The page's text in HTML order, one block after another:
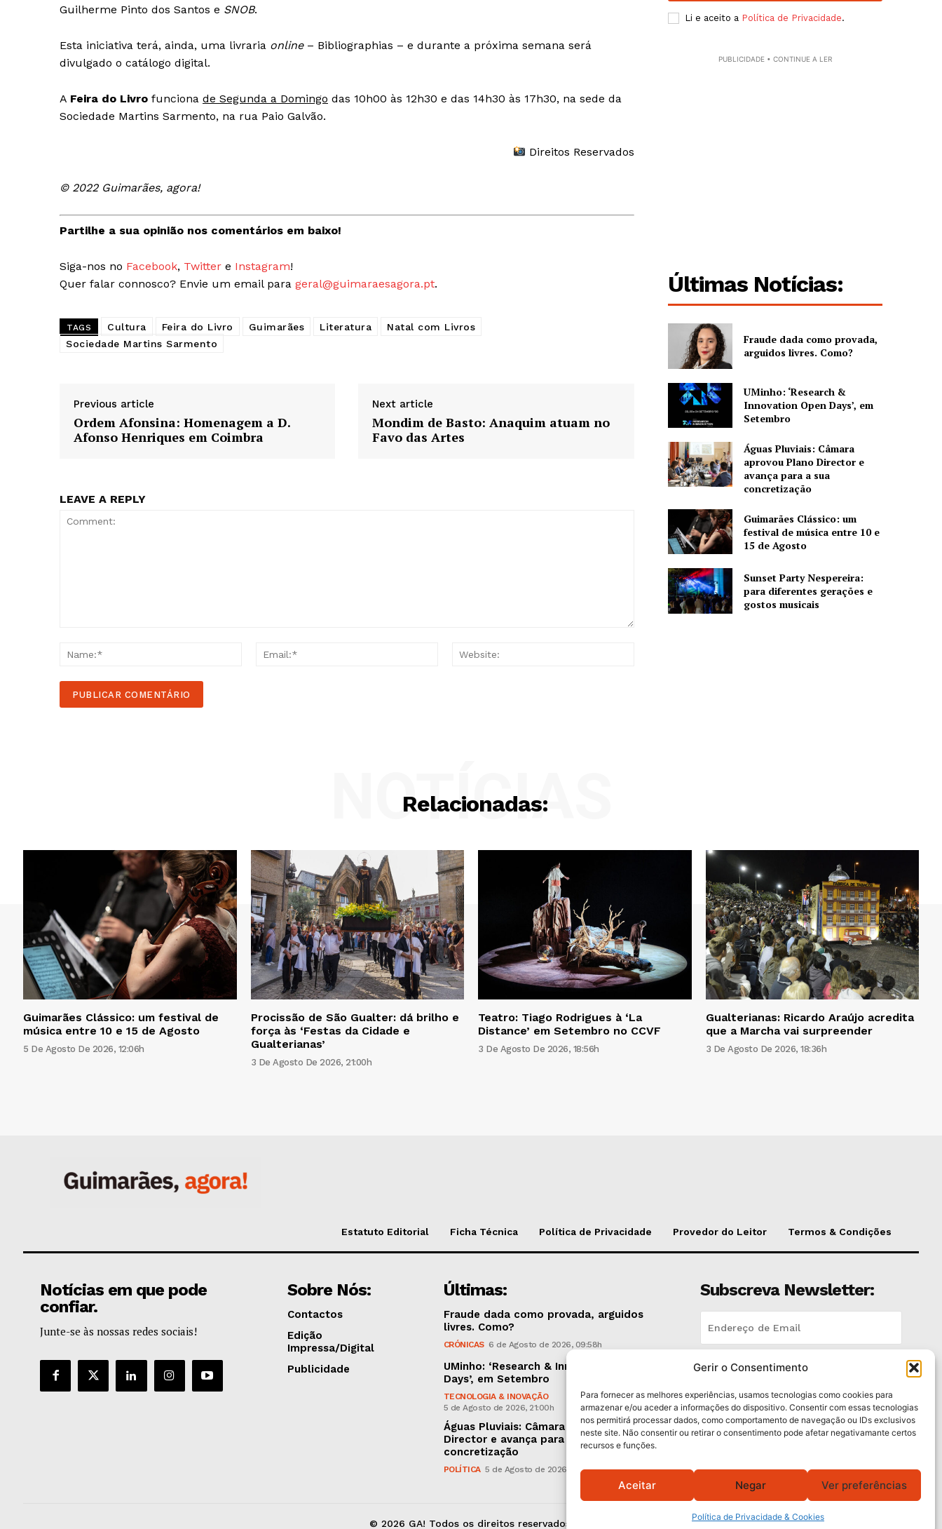
Guimarães, agora!
Institucional
Publicidade
Gerir o Consentimento
Para fornecer as melhores experiências, usamos tecnologias como cookies para
armazenar e/ou aceder a informações do dispositivo. Consentir com essas tecnologias
nos permitirá processar dados, como comportamento de navegação ou IDs exclusivos
neste site. Não consentir ou retirar o consentimento pode afetar negativamante certos
recursos e funções.
Aceitar Negar Ver preferências
Política de Privacidade & Cookies
Guilherme Pinto dos Santos e SNOB.
Esta iniciativa terá, ainda, uma livraria online– Bibliographias – e durante a próxima semana será
divulgado o catálogo digital.
A Feira do Livro funciona de Segunda a Domingo das 10h00 às 12h30 e das 14h30 às 17h30, na sede da
Sociedade Martins Sarmento, na rua Paio Galvão.
Direitos Reservados
© 2022 Guimarães, agora!
Partilhe a sua opinião nos comentários em baixo!
Siga-nos no Facebook, Twitter e Instagram!
Quer falar connosco? Envie um email para geral@guimaraesagora.pt.
TAGS Cultura Feira do Livro Guimarães Literatura
Natal com Livros
Sociedade Martins Sarmento
Previous article
Ordem Afonsina: Homenagem a D.
Afonso Henriques em Coimbra
Next article
Mondim de Basto: Anaquim atuam no
Favo das Artes
LEAVE A REPLY
Name:*
Email:*
Li e aceito a Política de Privacidade.
PUBLICIDADE • CONTINUE A LER
Últimas Notícias:
Fraude dada como provada,
arguidos livres. Como?
UMinho: ‘Research &
Innovation Open Days’, em
Setembro
Águas Pluviais: Câmara
aprovou Plano Director e
avança para a sua
concretização
Guimarães Clássico: um
festival de música entre 10 e
15 de Agosto
Sunset Party Nespereira:
para diferentes gerações e
gostos musicais
Relacionadas:
NOTÍCIAS
Guimarães Clássico: um festival de
música entre 10 e 15 de Agosto
5 De Agosto De 2026, 12:06h
Procissão de São Gualter: dá brilho e
força às ‘Festas da Cidade e
Gualterianas’
3 De Agosto De 2026, 21:00h
Teatro: Tiago Rodrigues à ‘La
Distance’ em Setembro no CCVF
3 De Agosto De 2026, 18:56h
Gualterianas: Ricardo Araújo acredita
que a Marcha vai surpreender
3 De Agosto De 2026, 18:36h
Estatuto Editorial Ficha Técnica Política de Privacidade Provedor do Leitor Termos & Condições
Notícias em que pode
confiar.
Junte-se às nossas redes sociais!
Sobre Nós:
Contactos
Edição
Impressa/Digital
Publicidade
Últimas:
Fraude dada como provada, arguidos
livres. Como?
CRÓNICAS 6 de Agosto de 2026, 09:58h
UMinho: ‘Research & Innovation Open
Days’, em Setembro
TECNOLOGIA & INOVAÇÃO
5 de Agosto de 2026, 21:00h
Águas Pluviais: Câmara aprovou Plano
Director e avança para a sua
concretização
POLÍTICA 5 de Agosto de 2026, 15:36h
Subscreva Newsletter:
QUERO ADERIR
Li e aceito aPolítica de Privacidade.
© 2026 GA! Todos os direitos reservados.